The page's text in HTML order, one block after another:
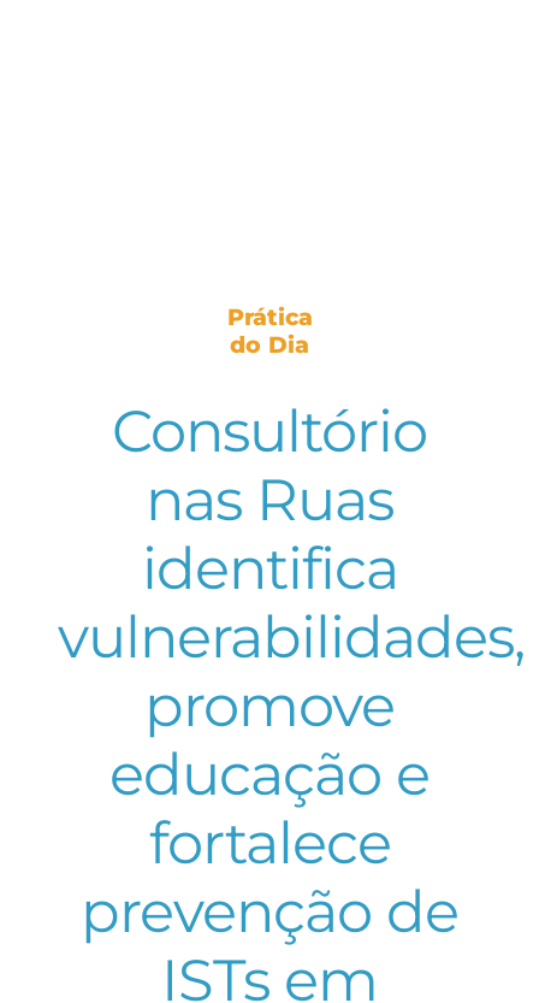
Prática
do Dia
Consultório
nas Ruas
identifica
vulnerabilidades,
promove
educação e
fortalece
prevenção de
ISTs em